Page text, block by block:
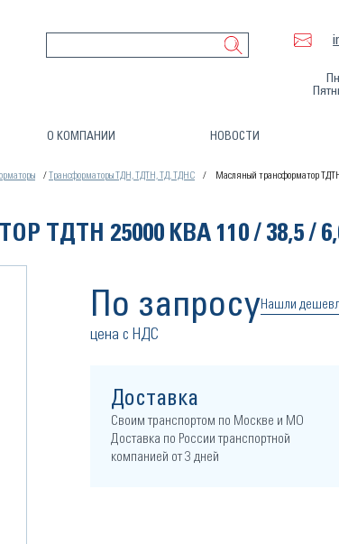
О КОМПАНИИ НОВОСТИ
Трансформаторы ТДН, ТДТН, ТД, ТДНС Масляный трансформатор
25000 КВА 110 / 38,5 /
По запросуНашли
цена с НДС
Доставка
Своим транспортом по Москве и МО
Доставка по России транспортной
компанией от 3 дней